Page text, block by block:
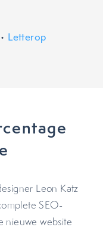
• Letterop
Leon Katz
SEO-
nieuwe website